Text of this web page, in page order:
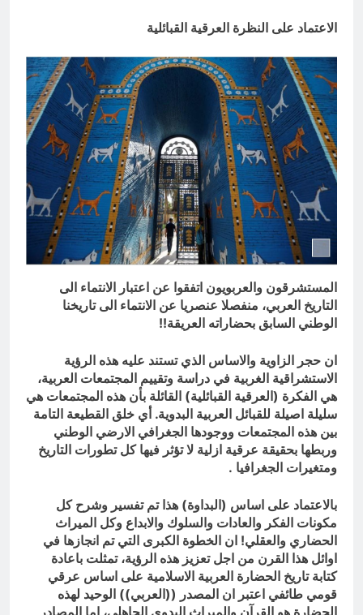
الاعتماد على النظرة العرقية القبائلية
المستشرقون والعربويون اتفقوا عن اعتبار الانتماء الى
التاريخ العربي، منفصلا عنصريا عن الانتماء الى تاريخنا
الوطني السابق بحضاراته العريقة!!
ان حجر الزاوية والاساس الذي تستند عليه هذه الرؤية
الاستشراقية الغربية في دراسة وتقييم المجتمعات العربية،
هي الفكرة (العرقية القبائلية) القائلة بأن هذه المجتمعات هي
سليلة اصيلة للقبائل العربية البدوية. أي خلق القطيعة التامة
بين هذه المجتمعات ووجودها الجغرافي الارضي الوطني
وربطها بحقيقة عرقية ازلية لا تؤثر فيها كل تطورات التاريخ
ومتغيرات الجغرافيا .
بالاعتماد على اساس (البداوة) هذا تم تفسير وشرح كل
مكونات الفكر والعادات والسلوك والابداع وكل الميراث
الحضاري والعقلي! ان الخطوة الكبرى التي تم انجازها في
اوائل هذا القرن من اجل تعزيز هذه الرؤية، تمثلت باعادة
كتابة تاريخ الحضارة العربية الاسلامية على اساس عرقي
قومي طائفي اعتبر ان المصدر ((العربي)) الوحيد لهذه